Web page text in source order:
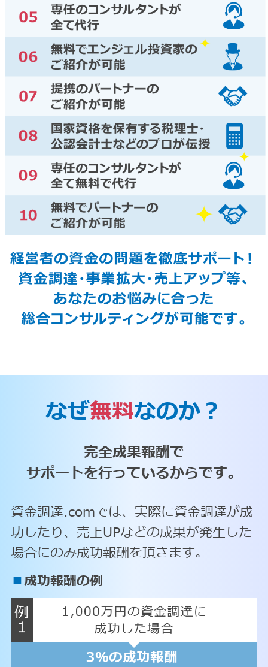
なぜ無料なのか？
完全成果報酬で
サポートを行っているからです。
資金調達.comでは、実際に資金調達が成
功したり、売上UPなどの成果が発生した
場合にのみ成功報酬を頂きます。
■成功報酬の例